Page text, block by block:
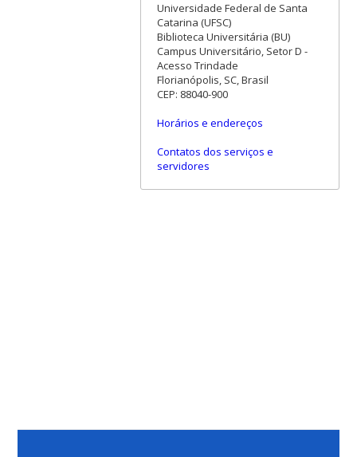
Universidade Federal de Santa
Catarina (UFSC)
Biblioteca Universitária (BU)
Campus Universitário, Setor D -
Acesso Trindade
Florianópolis, SC, Brasil
CEP: 88040-900
Horários e endereços
Contatos dos serviços e
servidores